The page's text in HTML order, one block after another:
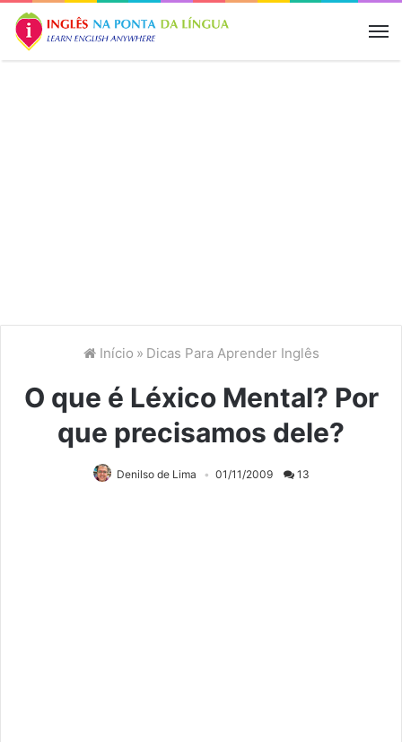
Início » Dicas Para Aprender Inglês
O que é Léxico Mental? Por
que precisamos dele?
Denilso de Lima 01/11/2009 13